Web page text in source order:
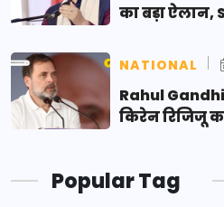
का बड़ा ऐलान,
NATIONAL
Rahul Gandhi
किरेन रिजिजू
Popular Tag